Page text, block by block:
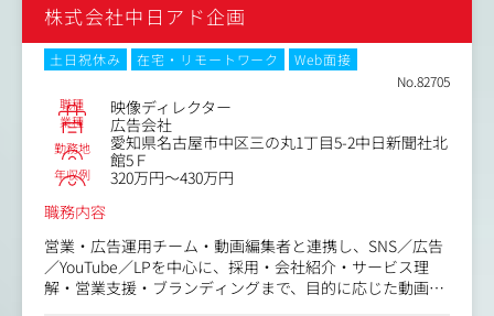
てる醍醐味を味わえます。
・フェスや展示会、周年式典、オンライン配信などジャン
ルを問わない案件に挑戦できます。
・戦略立案からクリエイティブ、当日の現場運営まで一気
通貫でスキルを習得しながらキャリアを加速できます。
【仕事内容（変更の範囲）】会社の定める業務
株式会社中日アド企画
土日祝休み 在宅・リモートワーク
Web面接
No.82705
職種 映像ディレクター
業種 広告会社
勤務地
愛知県名古屋市中区三の丸1丁目5-2中日新聞社北
館5Ｆ
年収例
320万円～430万円
職務内容
営業・広告運用チーム・動画編集者と連携し、SNS／広告
／YouTube／LPを中心に、採用・会社紹介・サービス理
解・営業支援・ブランディングまで、目的に応じた動画の